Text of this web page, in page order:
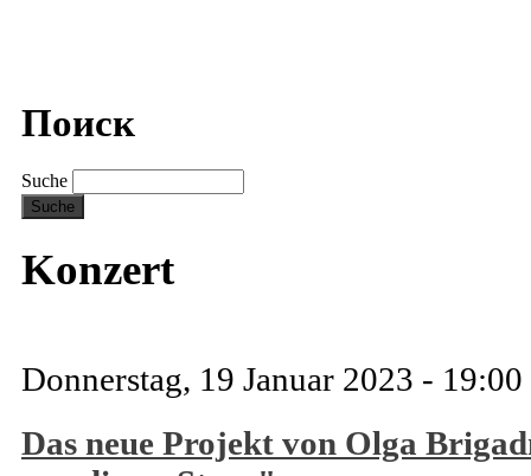
Поиск
Suche
Konzert
Donnerstag, 19 Januar 2023 - 19:00
Das neue Projekt von Olga